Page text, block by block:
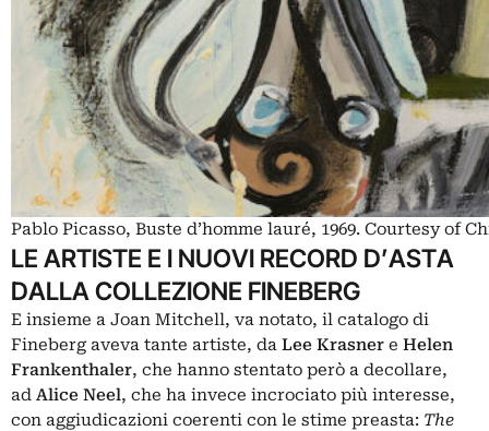
Pablo Picasso, Buste d’homme lauré, 1969. Courtesy of
LE ARTISTE E I NUOVI RECORD D’ASTA
DALLA COLLEZIONE FINEBERG
E insieme a Joan Mitchell, va notato, il catalogo di
Fineberg aveva tante artiste, da Lee Krasner e Helen
Frankenthaler, che hanno stentato però a decollare,
ad Alice Neel, che ha invece incrociato più interesse,
con aggiudicazioni coerenti con le stime preasta: The